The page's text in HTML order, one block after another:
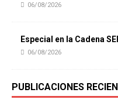
06/08/2026
Especial en la Cadena
06/08/2026
PUBLICACIONES